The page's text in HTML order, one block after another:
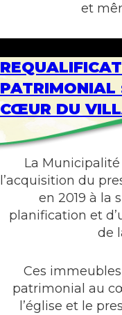
et
PATRIMONIAL
CŒUR DU
La
l’acquisition du
en 2019 à la
planification et
de
Ces
patrimonial au
l’église et le